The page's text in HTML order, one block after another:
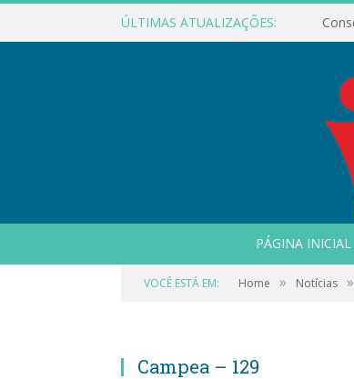
ÚLTIMAS ATUALIZAÇÕES:
PÁGINA INICIAL
VOCÊ ESTÁ EM: Home » Notícias »
Campea – 129